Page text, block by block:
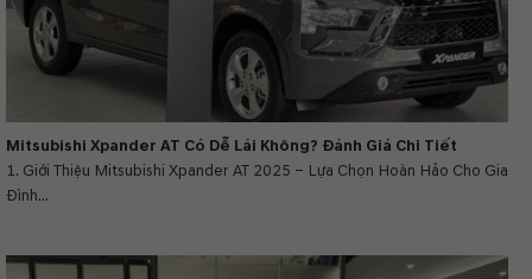
Mitsubishi Xpander AT Có Dễ Lái Không? Đánh Giá Chi Tiết
1. Giới Thiệu Mitsubishi Xpander AT 2025 – Lựa Chọn Hoàn Hảo Cho Gia
Đình...